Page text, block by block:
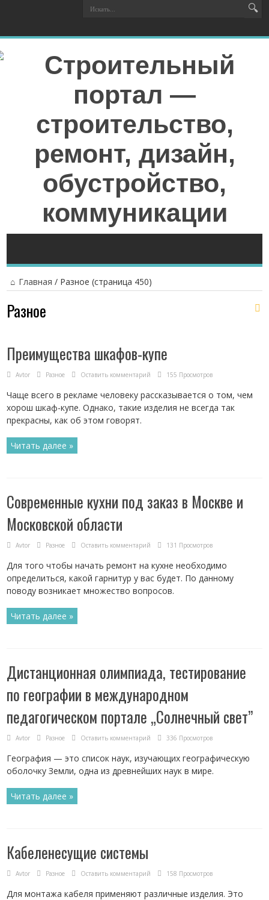
Главная / Разное (страница 450)
Разное
Преимущества шкафов-купе
Avtor Разное Оставить комментарий 155 Просмотров
Чаще всего в рекламе человеку рассказывается о том, чем
хорош шкаф-купе. Однако, такие изделия не всегда так
прекрасны, как об этом говорят.
Читать далее »
Современные кухни под заказ в Москве и
Московской области
Avtor Разное Оставить комментарий 131 Просмотров
Для того чтобы начать ремонт на кухне необходимо
определиться, какой гарнитур у вас будет. По данному
поводу возникает множество вопросов.
Читать далее »
Дистанционная олимпиада, тестирование
по географии в международном
педагогическом портале „Солнечный свет”
Avtor Разное Оставить комментарий 336 Просмотров
География — это список наук, изучающих географическую
оболочку Земли, одна из древнейших наук в мире.
Читать далее »
Кабеленесущие системы
Avtor Разное Оставить комментарий 158 Просмотров
Для монтажа кабеля применяют различные изделия. Это